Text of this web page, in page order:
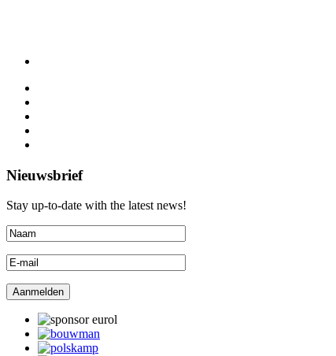
Nieuwsbrief
Stay up-to-date with the latest news!